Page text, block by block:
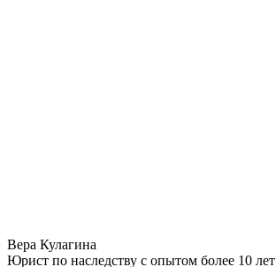
Вера Кулагина
Юрист по наследству с опытом более 10 лет